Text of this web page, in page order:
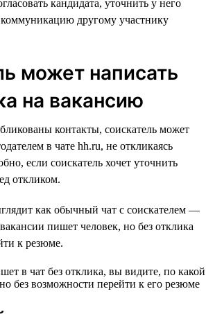
кандидата, уточнить у него
коммуникацию другому участнику
может написать
на вакансию
контакты, соискатель может
в чате hh.ru, не откликаясь
если соискатель хочет уточнить
откликом.
как обычный чат с соискателем —
пишет человек, но без отклика
к резюме.